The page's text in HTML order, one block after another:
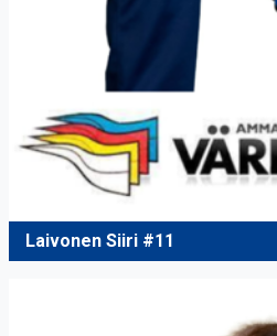
Laivonen Siiri #11